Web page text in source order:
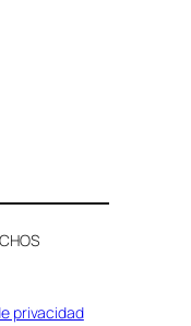
privacidad